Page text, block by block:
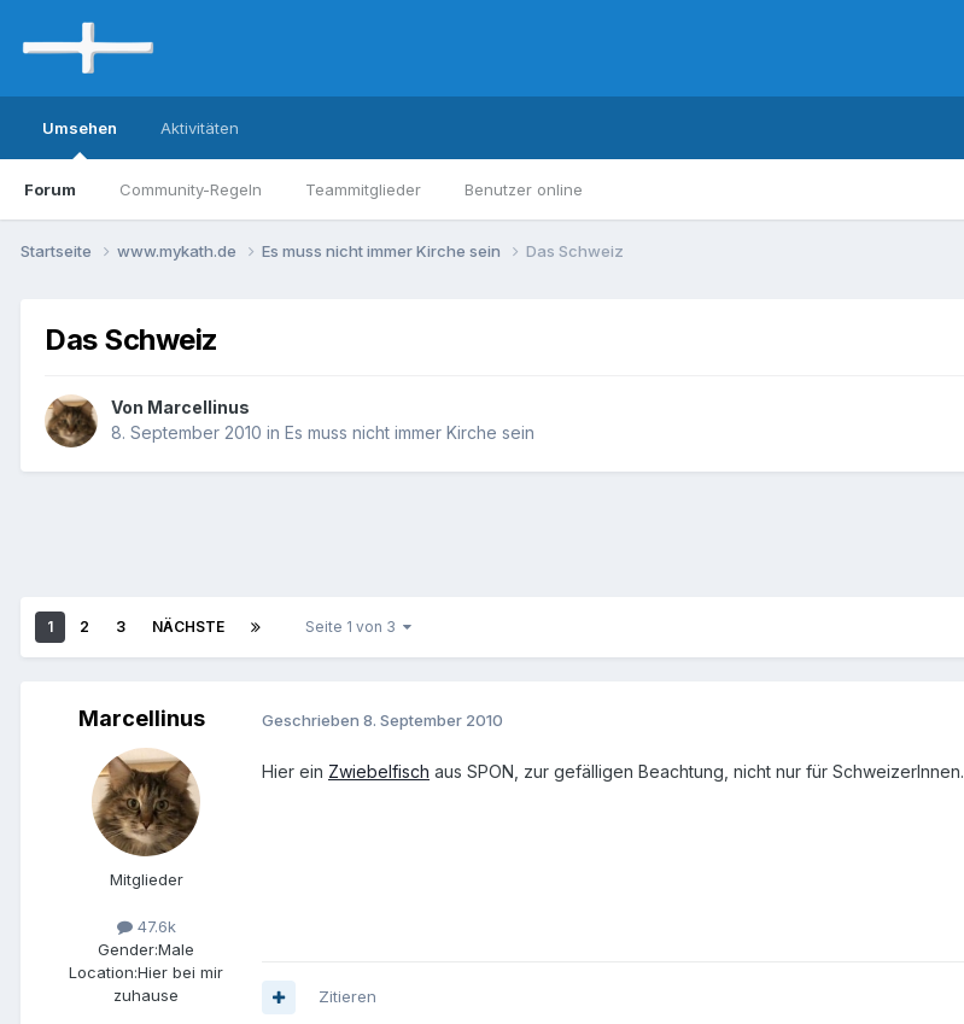
Umsehen
Forum Community-Regeln Teammitglieder Benutzer online
Aktivitäten
Startseite www.mykath.de Es muss nicht immer Kirche sein Das Schweiz
Das Schweiz
Von Marcellinus
8. September 2010 in Es muss nicht immer Kirche sein
1 2 3 NÄCHSTE Seite 1 von 3
Marcellinus
Mitglieder
47.6k
Gender:Male
Location:Hier bei mir
zuhause
Geschrieben 8. September 2010
Hier ein Zwiebelfisch aus SPON, zur gefälligen Beachtung, nicht nur für SchweizerInnen.
Zitieren